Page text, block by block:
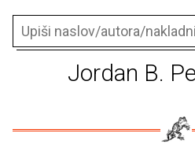
Jordan B.